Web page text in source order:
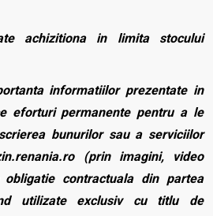
achizitiona in limita stocului
informatiilor prezentate in
eforturi permanente pentru a le
bunurilor sau a serviciilor
(prin imagini, video
contractuala din partea
utilizate exclusiv cu titlu de